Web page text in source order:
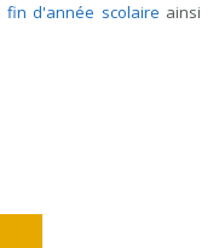
fin d'année scolaire ainsi